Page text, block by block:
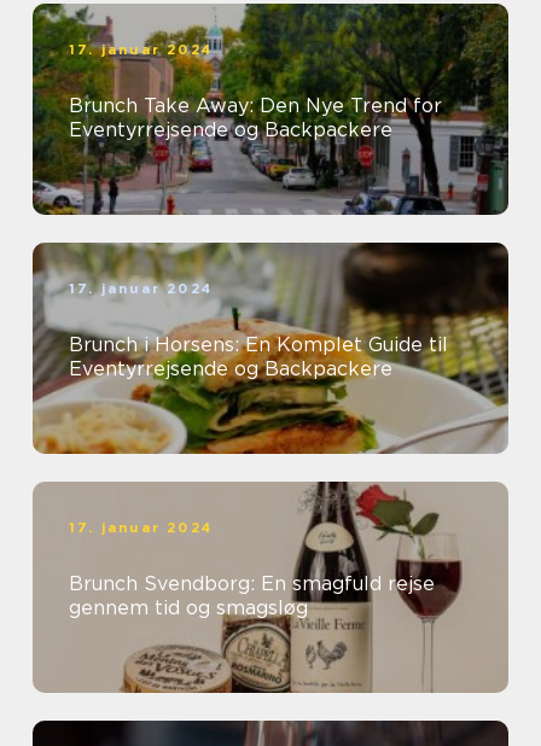
17. januar 2024
Brunch Take Away: Den Nye Trend for
Eventyrrejsende og Backpackere
17. januar 2024
Brunch i Horsens: En Komplet Guide til
Eventyrrejsende og Backpackere
17. januar 2024
Brunch Svendborg: En smagfuld rejse
gennem tid og smagsløg